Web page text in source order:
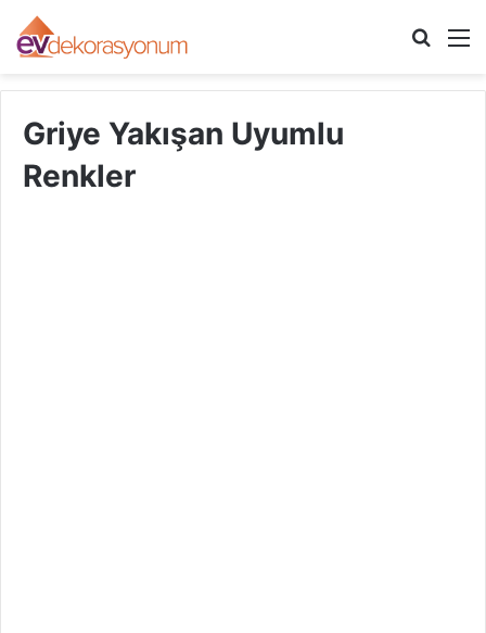
Arama
Griye Yakışan Uyumlu
Renkler